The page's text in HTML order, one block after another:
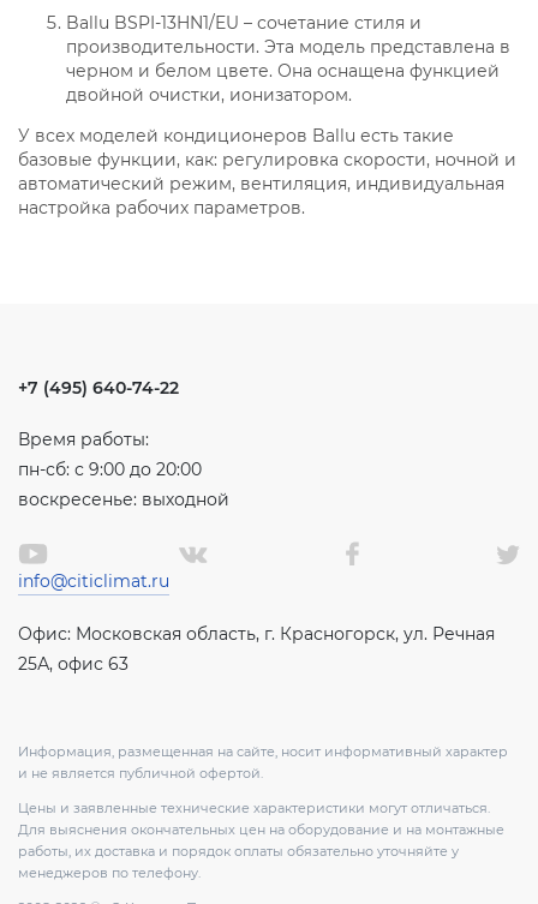
Ballu BSPI-13HN1/EU – сочетание стиля и
производительности. Эта модель представлена в
черном и белом цвете. Она оснащена функцией
двойной очистки, ионизатором.
У всех моделей кондиционеров Ballu есть такие
базовые функции, как: регулировка скорости, ночной и
автоматический режим, вентиляция, индивидуальная
настройка рабочих параметров.
+7 (495) 640-74-22
Время работы:
пн-сб: с 9:00 до 20:00
воскресенье: выходной
info@citiclimat.ru
Офис: Московская область, г. Красногорск, ул. Речная
25А, офис 63
Информация, размещенная на сайте, носит информативный характер
и не является публичной офертой.
Цены и заявленные технические характеристики могут отличаться.
Для выяснения окончательных цен на оборудование и на монтажные
работы, их доставка и порядок оплаты обязательно уточняйте у
менеджеров по телефону.